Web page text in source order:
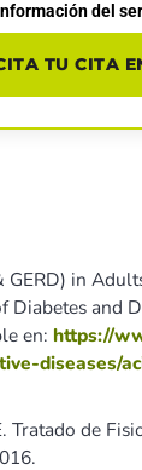
del
TU CITA
GERD) in
Diabetes and
en: https://
diseases/
Tratado de